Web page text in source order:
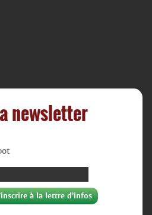
newsletter